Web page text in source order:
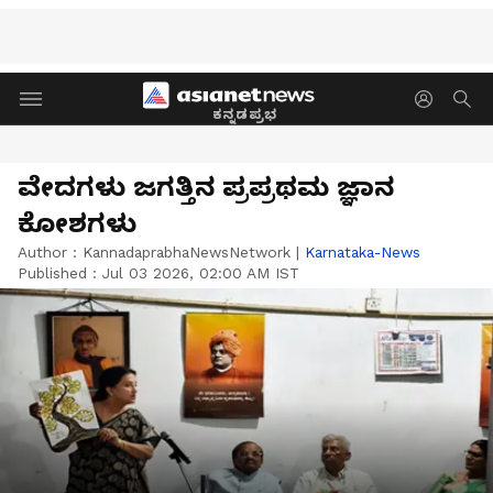
ಕನ್ನಡಪ್ರಭ
ವೇದಗಳು ಜಗತ್ತಿನ ಪ್ರಪ್ರಥಮ ಜ್ಞಾನ
ಕೋಶಗಳು
Author : KannadaprabhaNewsNetwork | Karnataka-News
Published : Jul 03 2026, 02:00 AM IST